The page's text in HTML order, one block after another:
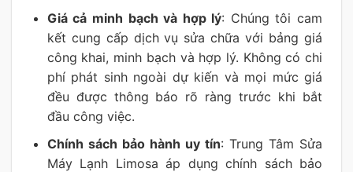
Giá cả minh bạch và hợp lý: Chúng tôi cam
kết cung cấp dịch vụ sửa chữa với bảng giá
công khai, minh bạch và hợp lý. Không có chi
phí phát sinh ngoài dự kiến và mọi mức giá
đều được thông báo rõ ràng trước khi bắt
đầu công việc.
Chính sách bảo hành uy tín: Trung Tâm Sửa
Máy Lạnh Limosa áp dụng chính sách bảo